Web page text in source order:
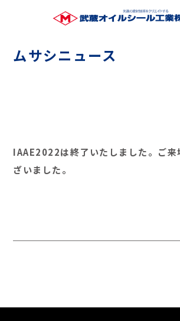
ムサシニュース
IAAE2022は終了いたしました。ご来
ざいました。